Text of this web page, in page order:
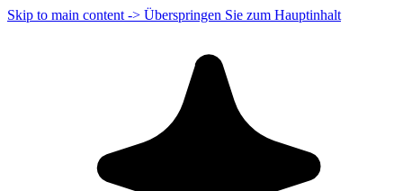
Skip to main content -> Überspringen Sie zum Hauptinhalt